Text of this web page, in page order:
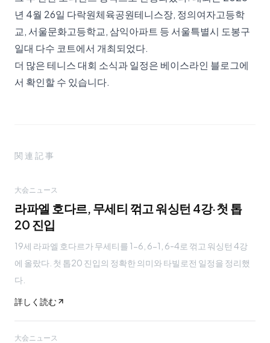
년 4월 26일 다락원체육공원테니스장, 정의여자고등학
교, 서울문화고등학교, 삼익아파트 등 서울특별시 도봉구
일대 다수 코트에서 개최되었다.
더 많은 테니스 대회 소식과 일정은 베이스라인 블로그에
서 확인할 수 있습니다.
関連記事
大会ニュース
라파엘 호다르, 무세티 꺾고 워싱턴 4강·첫 톱
20 진입
19세 라파엘 호다르가 무세티를 1-6, 6-1, 6-4로 꺾고 워싱턴 4강
에 올랐다. 첫 톱20 진입의 정확한 의미와 타빌로전 일정을 정리했
다.
詳しく読む
大会ニュース